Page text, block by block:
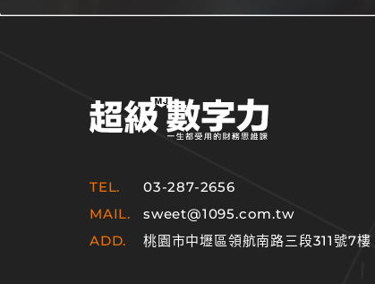
TEL.
03-287-2656
MAIL.
sweet@1095.com.tw
ADD.
桃園市中壢區領航南路三段311號7樓